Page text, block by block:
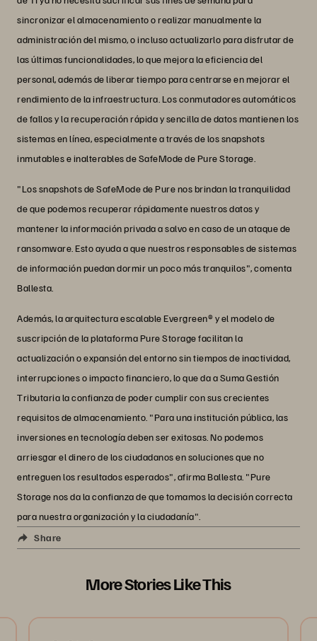
sincronizar el almacenamiento o realizar manualmente la
administración del mismo, o incluso actualizarlo para disfrutar de
las últimas funcionalidades, lo que mejora la eficiencia del
personal, además de liberar tiempo para centrarse en mejorar el
rendimiento de la infraestructura. Los conmutadores automáticos
de fallos y la recuperación rápida y sencilla de datos mantienen los
sistemas en línea, especialmente a través de los snapshots
inmutables e inalterables de SafeMode de Pure Storage.
"Los snapshots de SafeMode de Pure nos brindan la tranquilidad
de que podemos recuperar rápidamente nuestros datos y
mantener la información privada a salvo en caso de un ataque de
ransomware. Esto ayuda a que nuestros responsables de sistemas
de información puedan dormir un poco más tranquilos", comenta
Ballesta.
Además, la arquitectura escalable Evergreen® y el modelo de
suscripción de la plataforma Pure Storage facilitan la
actualización o expansión del entorno sin tiempos de inactividad,
interrupciones o impacto financiero, lo que da a Suma Gestión
Tributaria la confianza de poder cumplir con sus crecientes
requisitos de almacenamiento. "Para una institución pública, las
inversiones en tecnología deben ser exitosas. No podemos
arriesgar el dinero de los ciudadanos en soluciones que no
entreguen los resultados esperados", afirma Ballesta. "Pure
Storage nos da la confianza de que tomamos la decisión correcta
para nuestra organización y la ciudadanía".
Share
More Stories Like This